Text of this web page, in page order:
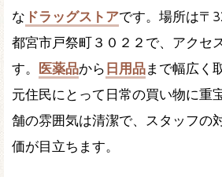
な ドラッグストアです。場所は〒
都宮市戸祭町３０２２で、アクセ
す。
医薬品から 日用品まで幅広く
元住民にとって日常の買い物に重
舗の雰囲気は清潔で、スタッフの
価が目立ちます。